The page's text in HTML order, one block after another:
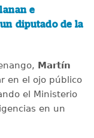
e
diputado de la
Martín
en el ojo público
el Ministerio
en un